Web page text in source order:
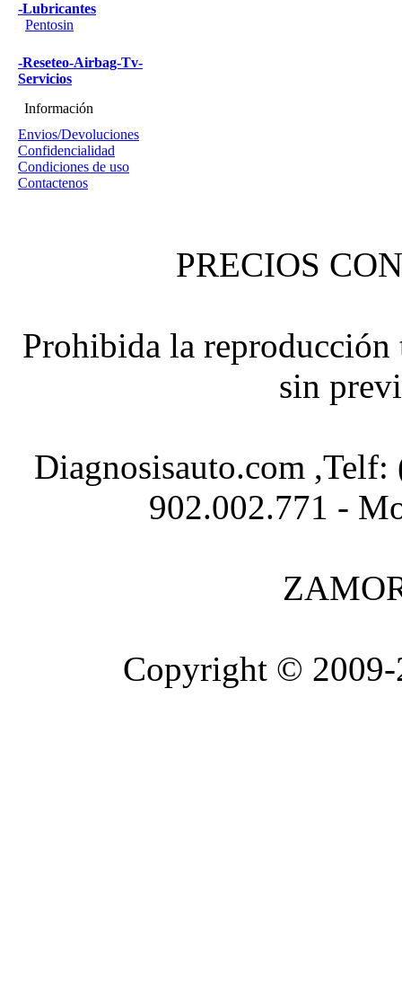
-Lubricantes
Pentosin
-Reseteo-Airbag-Tv-
Servicios
Información
Envios/Devoluciones
Confidencialidad
Condiciones de uso
Contactenos
PRECIOS
Prohibida la
sin
Diagnosisauto.com
902.002.771 -
Copyright ©